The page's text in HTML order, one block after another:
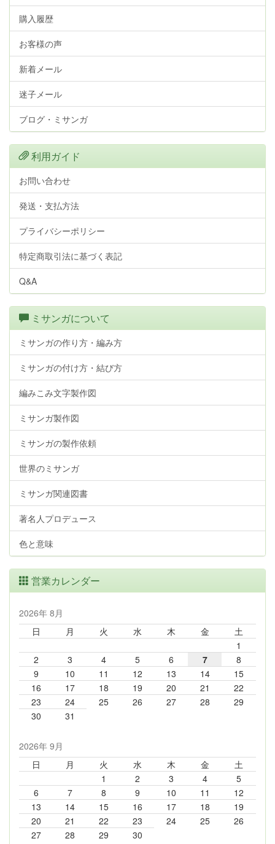
購入履歴
お客様の声
新着メール
迷子メール
ブログ・ミサンガ
利用ガイド
お問い合わせ
発送・支払方法
プライバシーポリシー
特定商取引法に基づく表記
Q&A
ミサンガについて
ミサンガの作り方・編み方
ミサンガの付け方・結び方
編みこみ文字製作図
ミサンガ製作図
ミサンガの製作依頼
世界のミサンガ
ミサンガ関連図書
著名人プロデュース
色と意味
営業カレンダー
2026年 8月
日
月 火 水 木 金
土
1
2
3 4 5 6 7
8
9
10 11 12 13 14
15
16
17 18 19 20 21
22
23
24 25 26 27 28
29
30
31
2026年 9月
日
月 火 水 木 金
土
1
2 3 4
5
6
7 8 9 10 11
12
13
14 15 16 17 18
19
20
21 22 23 24 25
26
27
28 29 30